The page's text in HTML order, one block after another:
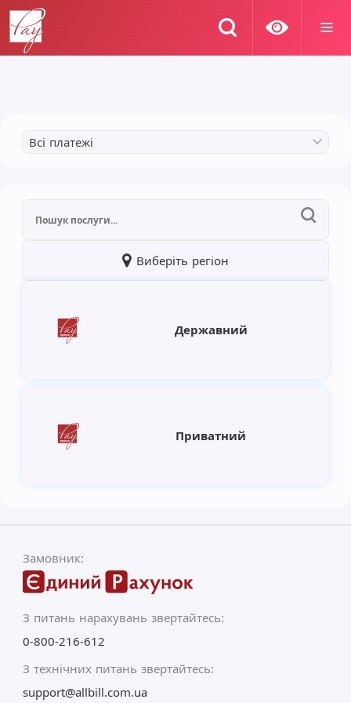
Всі платежі
Виберіть регіон
Державний
Приватний
Замовник:
З питань нарахувань звертайтесь:
0-800-216-612
З технічних питань звертайтесь:
support@allbill.com.ua